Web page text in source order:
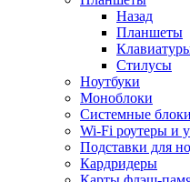
Назад
Планшеты
Стилусы
Ноутбуки
Моноблоки
Системные блоки
Wi-Fi роутеры и
Подставки для
Кардридеры